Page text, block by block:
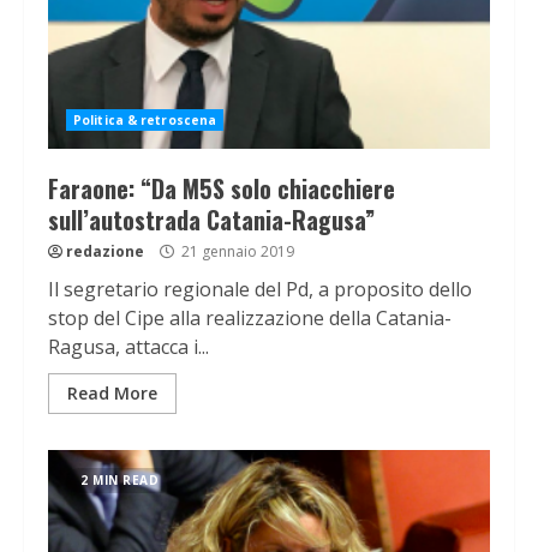
Politica & retroscena
Faraone: “Da M5S solo chiacchiere
sull’autostrada Catania-Ragusa”
redazione 21 gennaio 2019
Il segretario regionale del Pd, a proposito dello
stop del Cipe alla realizzazione della Catania-
Ragusa, attacca i...
Read More
2 MIN READ